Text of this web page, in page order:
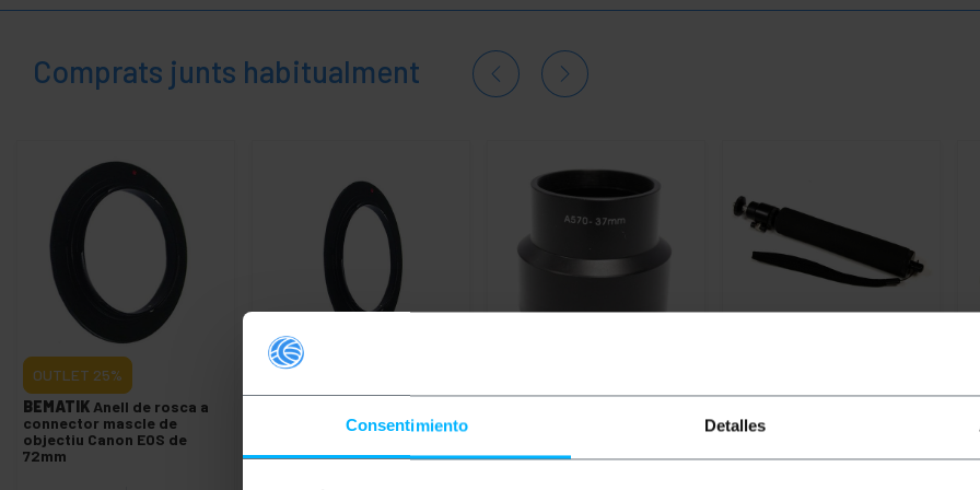
Consentimiento Detalles
Comprats junts habitualment
OUTLET 25%
BEMATIK Anell de rosca a
connector mascle de
objectiu Canon EOS de
72mm
OUTLET
connector mascle de
77mm
per càmera universal de